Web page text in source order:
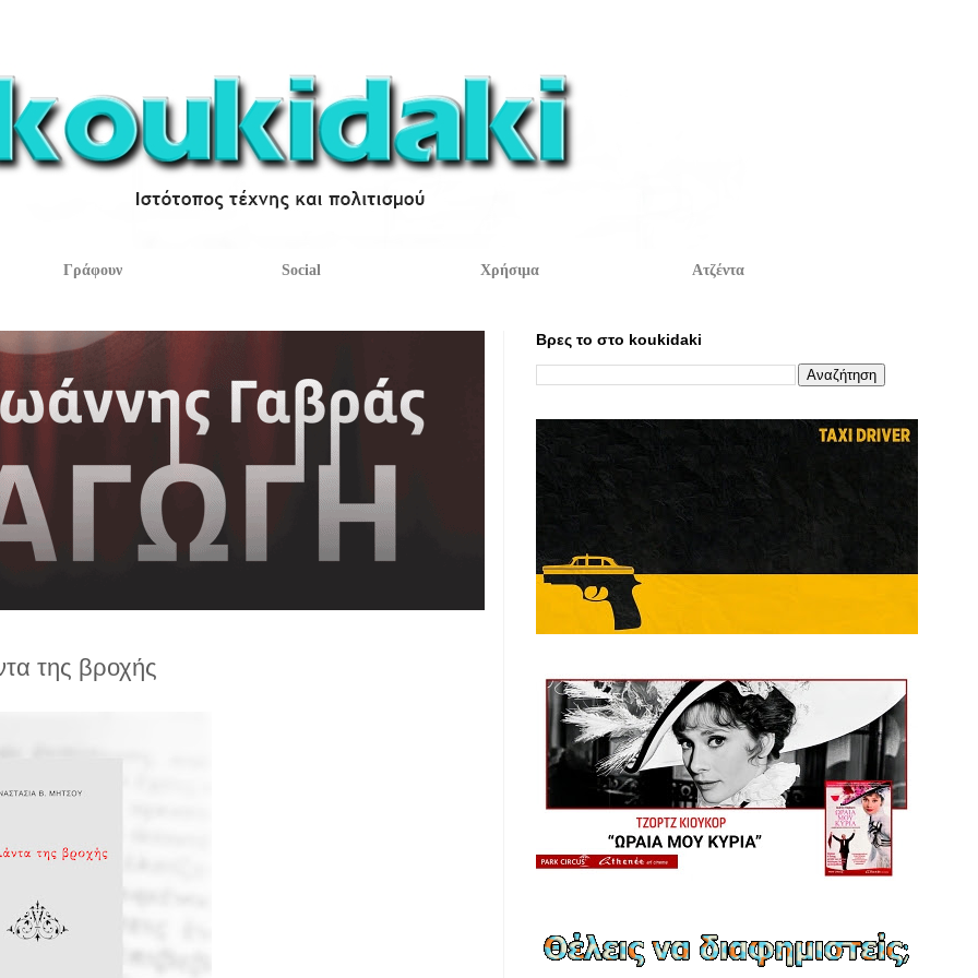
Γράφουν Social Χρήσιμα Ατζέντα
της βροχής
Βρες το στο koukidaki